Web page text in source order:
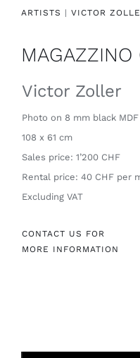
ARTISTS | VICTOR
MAGAZZINO
Victor Zoller
Photo on 8 mm black
108 x 61 cm
Sales price: 1’200 CHF
Rental price: 40 CHF per
Excluding VAT
CONTACT US FOR
MORE INFORMATION